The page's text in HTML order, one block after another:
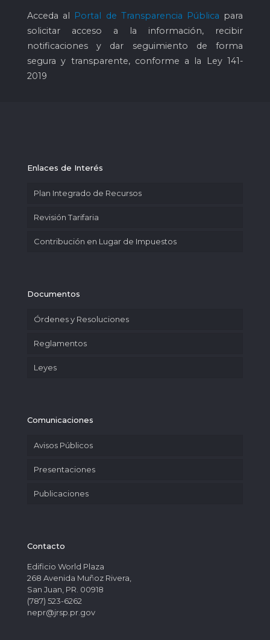
Acceda al Portal de Transparencia Pública para
solicitar acceso a la información, recibir
notificaciones y dar seguimiento de forma
segura y transparente, conforme a la Ley 141-
2019
Enlaces de Interés
Plan Integrado de Recursos
Revisión Tarifaria
Contribución en Lugar de Impuestos
Documentos
Órdenes y Resoluciones
Reglamentos
Leyes
Comunicaciones
Avisos Públicos
Presentaciones
Publicaciones
Contacto
Edificio World Plaza
268 Avenida Muñoz Rivera,
San Juan, PR. 00918
(787) 523-6262
nepr@jrsp.pr.gov